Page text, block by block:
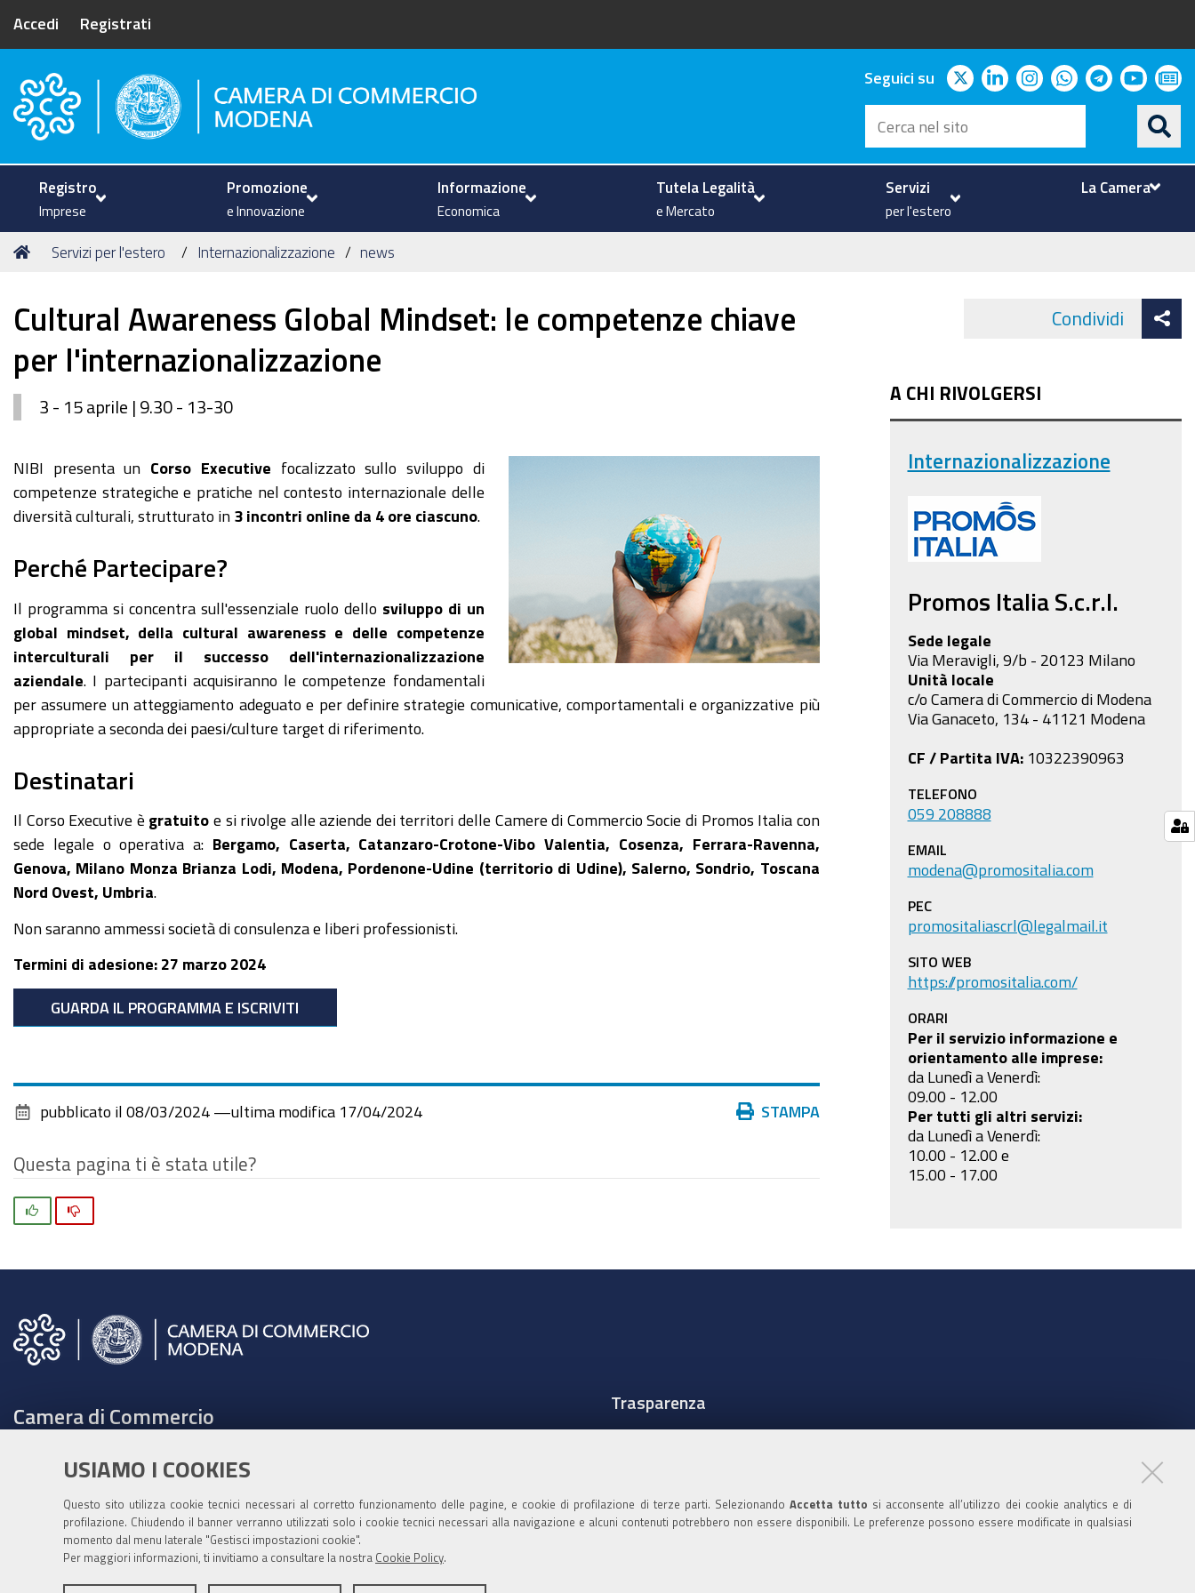
USIAMO I COOKIES
Questo sito utilizza cookie tecnici necessari al corretto funzionamento delle pagine, e cookie di profilazione di terze parti. SelezionandoAccetta tutto si acconsente all’utilizzo dei cookie analytics e di
profilazione. Chiudendo il banner verranno utilizzati solo i cookie tecnici necessari alla navigazione e alcuni contenuti potrebbero non essere disponibili. Le preferenze possono essere modificate in qualsiasi
momento dal menu laterale "Gestisci impostazioni cookie".
Per maggiori informazioni, ti invitiamo a consultare la nostra Cookie Policy
Accedi Registrati
Camera di Commercio di Modena
Seguici su twitterlinkedininstagram
whatsapp
telegram
Cerca
nel
sito
Registro
Imprese
Promozione
e Innovazione
Informazione
Economica
Tutela Legalità
e Mercato
Servizi
per l'estero
La Camera
Tu
Home
Servizi per l'estero Internazionalizzazione news
Cultural Awareness Global Mindset: le competenze chiave
per l'internazionalizzazione
3 - 15 aprile | 9.30 - 13-30
NIBI presenta un Corso Executive focalizzato sullo sviluppo di
competenze strategiche e pratiche nel contesto internazionale delle
diversità culturali, strutturato in 3 incontri online da 4 ore ciascuno
Perché Partecipare?
Il programma si concentra sull'essenziale ruolo dello sviluppo di un
global mindset, della cultural awareness e delle competenze
interculturali per il successo dell'internazionalizzazione
aziendale . I partecipanti acquisiranno le competenze fondamentali
per assumere un atteggiamento adeguato e per definire strategie comunicative, comportamentali e organizzative più
appropriate a seconda dei paesi/culture target di riferimento.
Destinatari
Il Corso Executive è gratuito e si rivolge alle aziende dei territori delle Camere di Commercio Socie di Promos Italia con
sede legale o operativa a: Bergamo, Caserta, Catanzaro-Crotone-Vibo Valentia, Cosenza, Ferrara-Ravenna,
Genova, Milano Monza Brianza Lodi, Modena, Pordenone-Udine (territorio di Udine), Salerno, Sondrio, Toscana
Nord Ovest, Umbria
Non saranno ammessi società di consulenza e liberi professionisti.
Termini di adesione: 27 marzo 2024
GUARDA IL PROGRAMMA E ISCRIVITI
Azioni STAMPA
pubblicato il 08/03/2024 —ultima modifica 17/04/2024
Questa pagina ti è stata utile?
Condividi
A CHI RIVOLGERSI
Internazionalizzazione
Promos Italia S.c.r.l.
Sede legale
Via Meravigli, 9/b - 20123 Milano
Unità locale
c/o Camera di Commercio di Modena
Via Ganaceto, 134 - 41121 Modena
CF / Partita IVA:10322390963
TELEFONO
059 208888
EMAIL
modena@promositalia.com
PEC
promositaliascrl@legalmail.it
SITO WEB
https://promositalia.com/
ORARI
Per il servizio informazione e
orientamento alle imprese:
da Lunedì a Venerdì:
09.00 - 12.00
Per tutti gli altri servizi:
da Lunedì a Venerdì:
10.00 - 12.00 e
15.00 - 17.00
Camera di Commercio
Tel. 059208111 -URP
Contabilità speciale Banca d'Italia:
IT75Q 01000 04306 TU00 0001 3855
Fatt. elettronica - Cod. univoco: XECKYI
cameradicommercio@mo.legalmail.camcom.it
Trasparenza
Pubblicità Legale